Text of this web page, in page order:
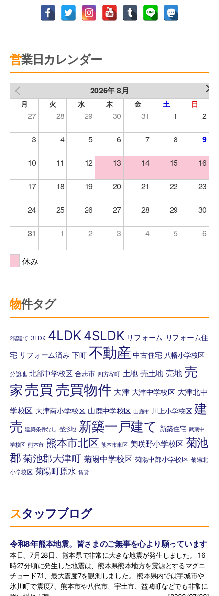
営業日カレンダー
2026年 8月
月 火 水 木 金 土 日
27 28 29 30 31 1 2
3 4 5 6 7 8 9
10 11 12 13 14 15 16
17 18 19 20 21 22 23
24 25 26 27 28 29 30
31 1 2 3 4 5 6
休み
物件タグ
2階建て 3LDK 4LDK4SLDK リフォーム リフォーム住
宅 リフォーム済み 下町 不動産 中古住宅 八幡小学校区
分譲地 北部中学校区 合志市 四方寄町 土地 売土地 売地 売
家 売買 売買物件 大津 大津中学校区 大津北中
学校区 大津南小学校区 山鹿中学校区 山鹿市 川上小学校区 建
売 建築条件なし 整形地 新築一戸建て 新築住宅 武蔵中
学校区 熊本市 熊本市北区 熊本市東区 美咲野小学校区 菊池
郡 菊池郡大津町 菊陽中学校区 菊陽中部小学校区 菊陽北
小学校区 菊陽町原水 賃貸
スタッフブログ
令和8年熊本地震。皆さまのご無事を心より願っています
本日、7月28日、熊本県で非常に大きな地震が発生しました。 16
時27分頃に発生した地震は、熊本県熊本地方を震源とするマグニ
チュード7.1、最大震度7を観測しました。 熊本県内では宇城市や
氷川町で震度7、熊本市や八代市、宇土市、益城町などでも非常に